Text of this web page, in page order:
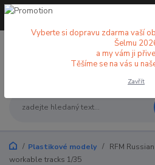
+420 773 998 582
Plastikové modely
RFM
workable tracks 1/35
Vyberte si dopravu zdarma vaší
Šelmu
a my vám ji
Těšíme se na vás u
Zavřít